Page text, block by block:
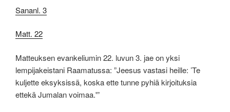
Sananl. 3
Matt. 22
Matteuksen evankeliumin 22. luvun 3. jae on yksi
lempijakeistani Raamatussa: ”Jeesus vastasi heille: ’Te
kuljette eksyksissä, koska ette tunne pyhiä kirjoituksia
ettekä Jumalan voimaa.'”